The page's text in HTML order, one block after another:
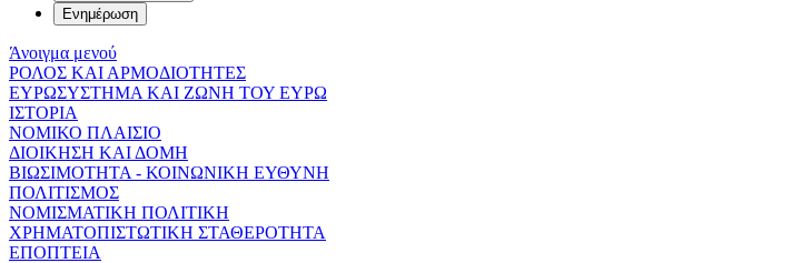
Ενημέρωση
Άνοιγμα μενού
ΡΟΛΟΣ ΚΑΙ ΑΡΜΟΔΙΟΤΗΤΕΣ
ΕΥΡΩΣΥΣΤΗΜΑ ΚΑΙ ΖΩΝΗ ΤΟΥ ΕΥΡΩ
ΙΣΤΟΡΙΑ
ΝΟΜΙΚΟ ΠΛΑΙΣΙΟ
ΔΙΟΙΚΗΣΗ ΚΑΙ ΔΟΜΗ
ΒΙΩΣΙΜΟΤΗΤΑ - ΚΟΙΝΩΝΙΚΗ ΕΥΘΥΝΗ
ΠΟΛΙΤΙΣΜΟΣ
ΝΟΜΙΣΜΑΤΙΚΗ ΠΟΛΙΤΙΚΗ
ΧΡΗΜΑΤΟΠΙΣΤΩΤΙΚΗ ΣΤΑΘΕΡΟΤΗΤΑ
ΕΠΟΠΤΕΙΑ